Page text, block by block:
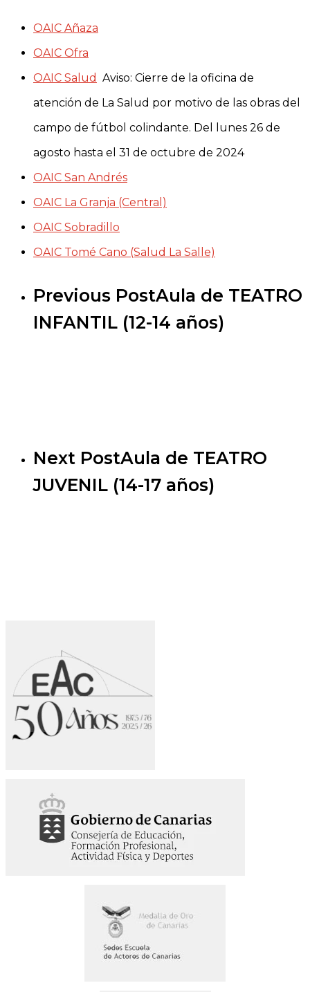
OAIC Añaza
OAIC Ofra
OAIC Salud Aviso: Cierre de la oficina de
atención de La Salud por motivo de las obras del
campo de fútbol colindante. Del lunes 26 de
agosto hasta el 31 de octubre de 2024
OAIC San Andrés
OAIC La Granja (Central)
OAIC Sobradillo
OAIC Tomé Cano (Salud La Salle)
Previous PostAula de TEATRO
INFANTIL (12-14 años)
Next PostAula de TEATRO
JUVENIL (14-17 años)